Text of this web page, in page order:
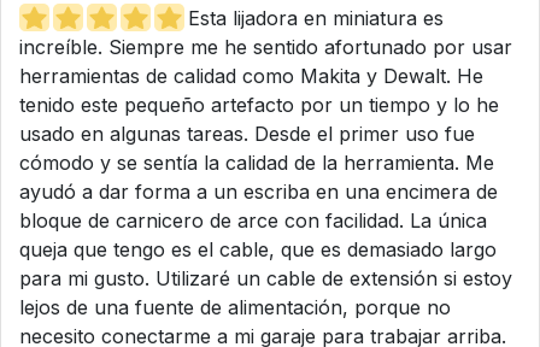
Esta lijadora en miniatura es
increíble. Siempre me he sentido afortunado por usar
herramientas de calidad como Makita y Dewalt. He
tenido este pequeño artefacto por un tiempo y lo he
usado en algunas tareas. Desde el primer uso fue
cómodo y se sentía la calidad de la herramienta. Me
ayudó a dar forma a un escriba en una encimera de
bloque de carnicero de arce con facilidad. La única
queja que tengo es el cable, que es demasiado largo
para mi gusto. Utilizaré un cable de extensión si estoy
lejos de una fuente de alimentación, porque no
necesito conectarme a mi garaje para trabajar arriba.